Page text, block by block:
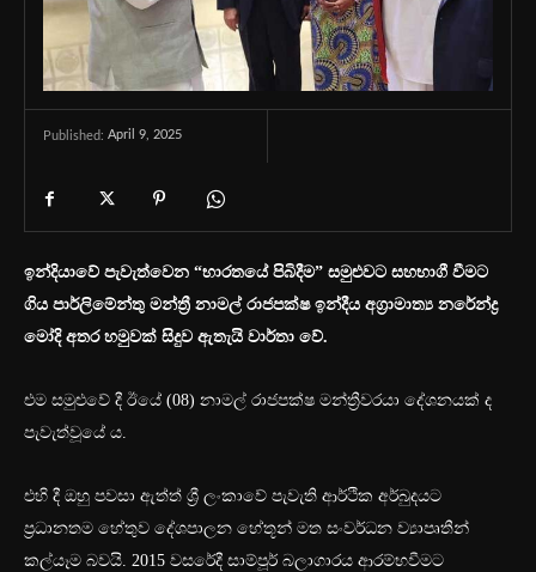
Published: April 9, 2025
ඉන්දියාවේ පැවැත්වෙන “භාරතයේ පිබිදීම” සමුළුවට සහභාගී වීමට
ගිය පාර්ලිමේන්තු මන්ත්‍රී නාමල් රාජපක්ෂ ඉන්දීය අග්‍රාමාත්‍ය නරේන්ද්‍ර
මෝදි අතර හමුවක් සිදුව ඇතැයි වාර්තා වේ.
එම සමුළුවේ දී ඊයේ (08) නාමල් රාජපක්ෂ මන්ත්‍රීවරයා දේශනයක් ද
පැවැත්වූයේ ය.
එහි දී ඔහු පවසා ඇත්ත් ශ්‍රී ලංකාවේ පැවැති ආර්ථික අර්බුදයට
ප්‍රධානතම හේතුව දේශපාලන හේතූන් මත සංවර්ධන ව්‍යාපෘතීන්
කල්යෑම බවයි. 2015 වසරේදී සාම්පූර් බලාගාරය ආරම්භවීමට